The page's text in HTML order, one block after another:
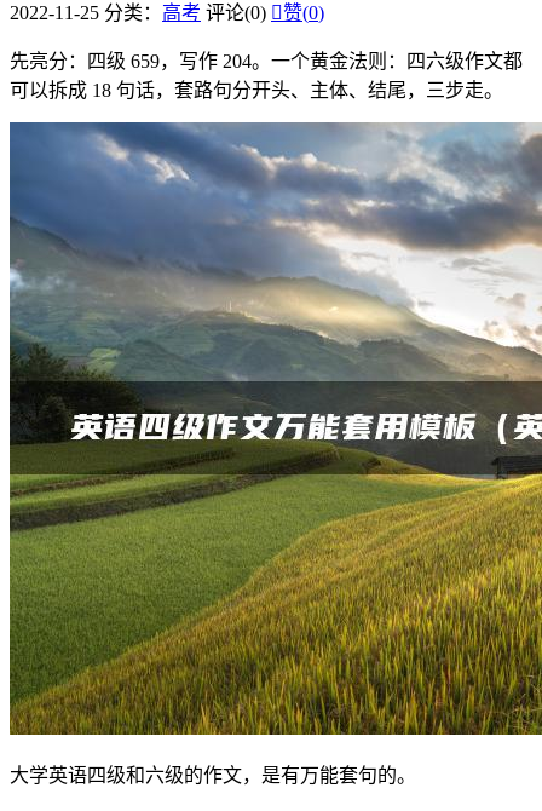
2022-11-25 分类： 高考 评论(0) 赞(0)
先亮分：四级 659，写作 204。一个黄金法则：四六级作文都
可以拆成 18 句话，套路句分开头、主体、结尾，三步走。
大学英语四级和六级的作文，是有万能套句的。